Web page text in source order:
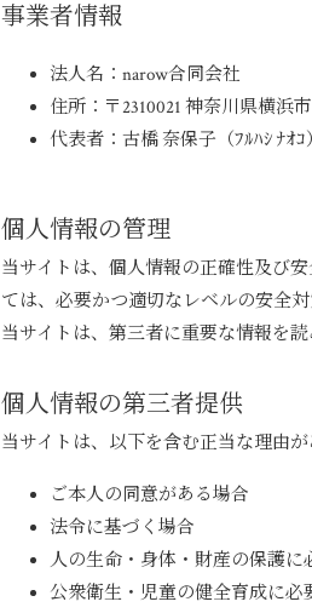
事業者情報
法人名：narow合同会社
住所：〒2310021 神奈川県横
代表者：古橋 奈保子（ﾌﾙﾊｼ ﾅｵｺ）
個人情報の管理
当サイトは、個人情報の正確性及び
ては、必要かつ適切なレベルの安全対
当サイトは、第三者に重要な情報を
個人情報の第三者提供
当サイトは、以下を含む正当な理由
ご本人の同意がある場合
法令に基づく場合
人の生命・身体・財産の保護に
公衆衛生・児童の健全育成に必